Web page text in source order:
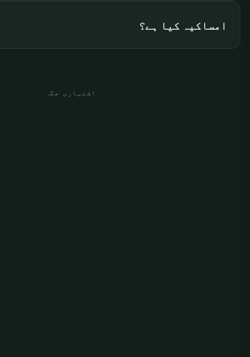
امساکیہ کیا ہے؟
اشتہاری جگہ